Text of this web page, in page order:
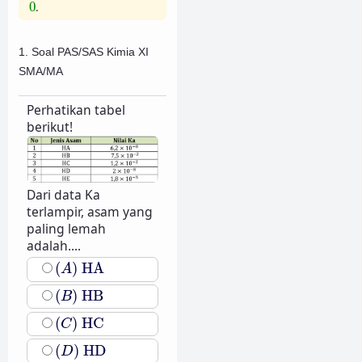
0.
1. Soal PAS/SAS Kimia XI
SMA/MA
Perhatikan tabel
berikut!
Dari data Ka
terlampir, asam yang
paling lemah
adalah....
(A) HA
(A)HA
(B) HB
(B)HB
(C) HC
(C)HC
(D) HD
(D)HD